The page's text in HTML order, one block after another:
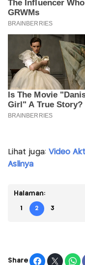
Lihat juga: Video
Aslinya
Halaman:
1 2 3
Share